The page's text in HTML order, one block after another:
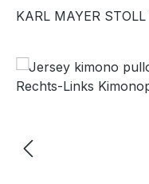
KARL MAYER
Пропустить